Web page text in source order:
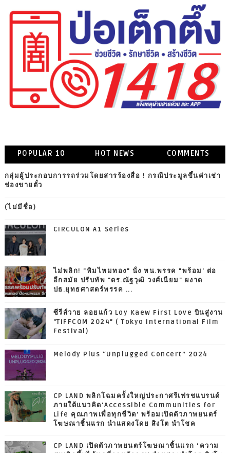
POPULAR 10 HOT NEWS COMMENTS
กลุ่มผู้ประกอบการรถร่วมโดยสารร้องสื่อ ! กรณีประมูลขึ้นค่าเช่า
ช่องขายตั๋ว
(ไม่มีชื่อ)
CIRCULON A1 Series
ไม่พลิก! "พิมไหมทอง" นั่ง หน.พรรค "พร้อม' ต่อ
อีกสมัย ปรับทัพ "ดร.ณัฐวุฒิ วงศ์เนียม" ผงาด
ปธ.ยุทธศาสตร์พรรค ...
ซีรีส์วาย ลอยแก้ว Loy Kaew First Love บินสู่งาน
"TIFFCOM 2024" ( Tokyo International Film
Festival)
Melody Plus “Unplugged Concert” 2024
CP LAND พลิกโฉมครั้งใหญ่ประกาศรีเฟรชแบรนด์
ภายใต้แนวคิด‘Accessible Communities for
Life คุณภาพเพื่อทุกชีวิต’ พร้อมเปิดตัวภาพยนตร์
โฆษณาชิ้นแรก นำแสดงโดย สิงโต นำโชค
CP LAND เปิดตัวภาพยนตร์โฆษณาชิ้นแรก ‘ความ